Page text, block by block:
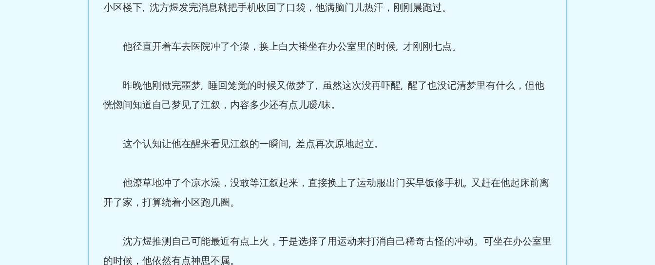
小区楼下, 沈方煜发完消息就把手机收回了口袋，他满脑门儿热汗，刚刚晨跑过。
他径直开着车去医院冲了个澡，换上白大褂坐在办公室里的时候, 才刚刚七点。
昨晚他刚做完噩梦, 睡回笼觉的时候又做梦了, 虽然这次没再吓醒, 醒了也没记清梦里有什么，但他
恍惚间知道自己梦见了江叙，内容多少还有点儿暧/昧。
这个认知让他在醒来看见江叙的一瞬间, 差点再次原地起立。
他潦草地冲了个凉水澡，没敢等江叙起来，直接换上了运动服出门买早饭修手机, 又赶在他起床前离
开了家，打算绕着小区跑几圈。
沈方煜推测自己可能最近有点上火，于是选择了用运动来打消自己稀奇古怪的冲动。可坐在办公室里
的时候，他依然有点神思不属。